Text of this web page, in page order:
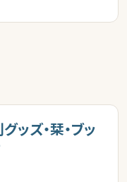
ッズ・栞・ブッ